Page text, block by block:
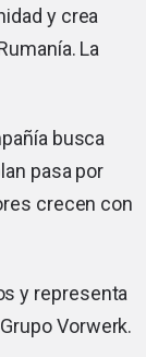
y crea
La
busca
pasa por
crecen con
y representa
Vorwerk.